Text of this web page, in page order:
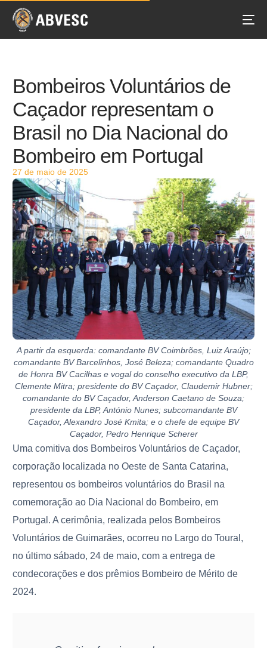
Bombeiros Voluntários de
Caçador representam o
Brasil no Dia Nacional do
Bombeiro em Portugal
27 de maio de 2025
A partir da esquerda: comandante BV Coimbrões, Luiz Araújo;
comandante BV Barcelinhos, José Beleza; comandante Quadro
de Honra BV Cacilhas e vogal do conselho executivo da LBP,
Clemente Mitra; presidente do BV Caçador, Claudemir Hubner;
comandante do BV Caçador, Anderson Caetano de Souza;
presidente da LBP, António Nunes; subcomandante BV
Caçador, Alexandro José Kmita; e o chefe de equipe BV
Caçador, Pedro Henrique Scherer
Uma comitiva dos Bombeiros Voluntários de Caçador,
corporação localizada no Oeste de Santa Catarina,
representou os bombeiros voluntários do Brasil na
comemoração ao Dia Nacional do Bombeiro, em
Portugal. A cerimônia, realizada pelos Bombeiros
Voluntários de Guimarães, ocorreu no Largo do Toural,
no último sábado, 24 de maio, com a entrega de
condecorações e dos prêmios Bombeiro de Mérito de
2024.